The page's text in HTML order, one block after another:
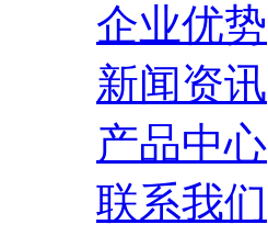
企业优势
新闻资讯
产品中心
联系我们